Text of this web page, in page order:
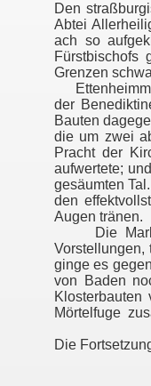
Den
Abtei
ach so
Fürstbischofs
Grenzen
der
Bauten
die um zwei
Pracht der
aufwertete;
gesäumten
den
Augen tränen.
Die
ginge es
von Baden
Mörtelfuge
Die